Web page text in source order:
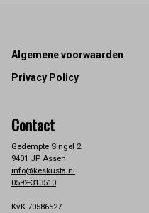
Footer
Algemene voorwaarden
Privacy Policy
Contact
Gedempte Singel 2
9401 JP Assen
info@keskusta.nl
0592-313510
KvK 70586527